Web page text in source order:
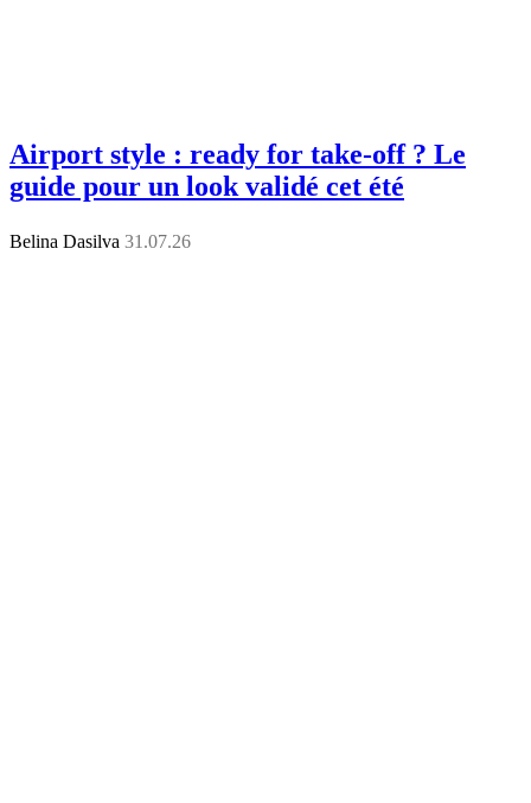
Airport style : ready for take-off ? Le
guide pour un look validé cet été
Belina Dasilva 31.07.26